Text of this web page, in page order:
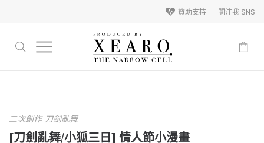
關注我 SNS
贊助支持
二次創作 刀劍亂舞
[刀劍亂舞/小狐三日] 情人節小漫畫